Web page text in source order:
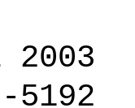
2003
5192